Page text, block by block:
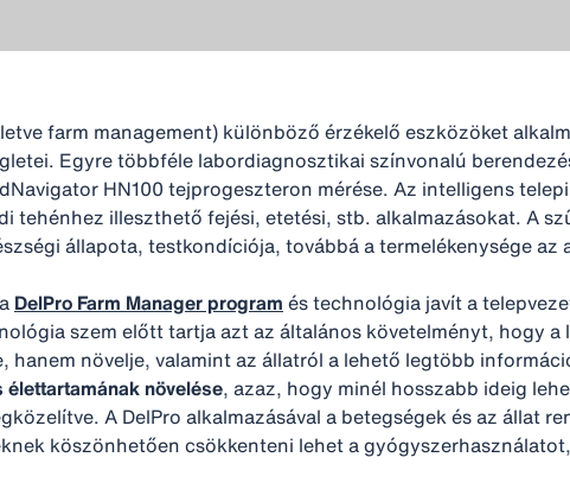
farm management) különböző érzékelő eszközöket
Egyre többféle labordiagnosztikai színvonalú
HN100 tejprogeszteron mérése. Az intelligens
tehénhez illeszthető fejési, etetési, stb. alkalmazásokat. A
állapota, testkondíciója, továbbá a termelékenysége
DelPro Farm Manager program és technológia javít a
szem előtt tartja azt az általános követelményt, hogy
hanem növelje, valamint az állatról a lehető legtöbb
növelése, azaz, hogy minél hosszabb ideig
A DelPro alkalmazásával a betegségek és az állat
köszönhetően csökkenteni lehet a